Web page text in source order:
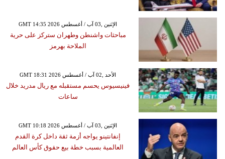
GMT 14:35 2026 الإثنين ,03 آب / أغسطس
مباحثات واشنطن وطهران ستركز على حرية
الملاحة بهرمز
GMT 18:31 2026 الأحد ,02 آب / أغسطس
فينيسيوس يحسم مستقبله مع ريال مدريد خلال
ساعات
GMT 10:18 2026 الإثنين ,03 آب / أغسطس
إنفانتينو يواجه أزمة ثقة داخل كرة القدم
العالمية بسبب خطة بيع حقوق كأس العالم